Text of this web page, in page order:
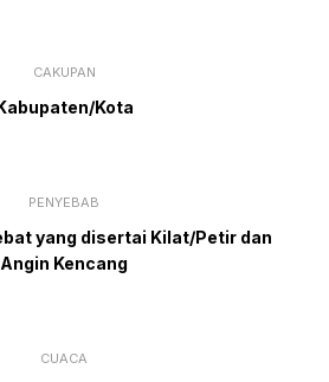
CAKUPAN
Kota
PENYEBAB
yang disertai Kilat/Petir dan
Angin Kencang
CUACA